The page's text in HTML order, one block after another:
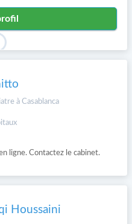
à Casablanca
ligne. Contactez le cabinet.
Houssaini